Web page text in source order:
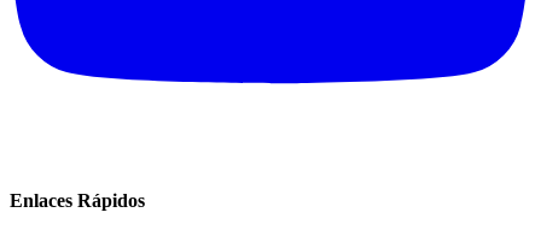
Enlaces Rápidos